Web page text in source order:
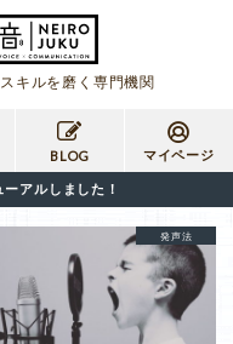
キルを磨く専門機関
BLOG マイページ
アルしました！
共鳴発声法
呼吸法
発声法